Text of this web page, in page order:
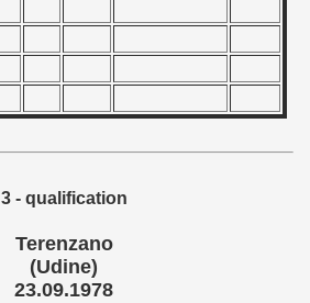
3 - qualification
Terenzano
(Udine)
23.09.1978